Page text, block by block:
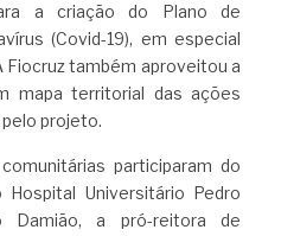
a criação do Plano de
(Covid-19), em especial
Fiocruz também aproveitou a
mapa territorial das ações
projeto.
participaram do
Universitário Pedro
Damião, a pró-reitora de